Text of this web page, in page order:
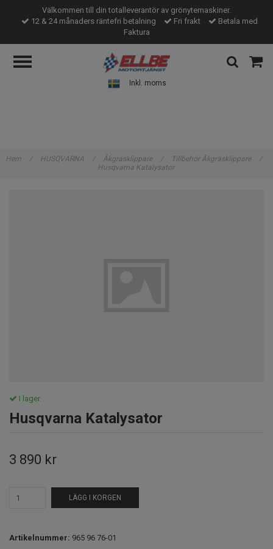
Välkommen till din totalleverantör av grönytemaskiner.
12 & 24 månaders räntefri betalning
Fri frakt
Betala med
Faktura
Inkl. moms
Hem / HUSQVARNA / Åkgräsklippare / Tillbehör Åkgräsklippare
/
Husqvarna Katalysator
I lager.
Husqvarna Katalysator
3 890 kr
LÄGG I KORGEN
Artikelnummer: 965 96 76-01